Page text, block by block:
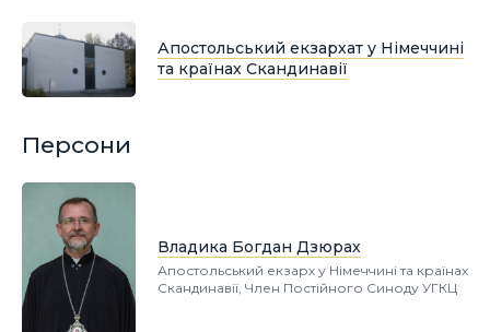
Апостольський екзархат у Німеччині
та країнах Скандинавії
Персони
Владика Богдан Дзюрах
Апостольський екзарх у Німеччині та країнах
Скандинавії, Член Постійного Синоду УГКЦ